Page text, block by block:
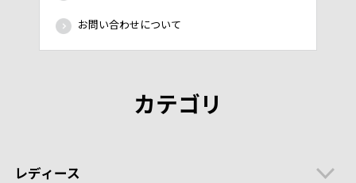
お問い合わせについて
カテゴリ
レディース